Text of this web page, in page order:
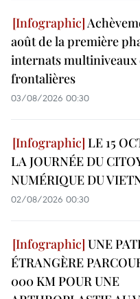
août de la première
internats multiniveaux
frontalières
03/08/2026 00:30
LE 15
LA JOURNÉE DU
NUMÉRIQUE DU
02/08/2026 00:30
UNE
ÉTRANGÈRE
000 KM POUR UNE